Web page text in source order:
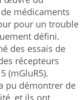
médicaments
pour un trouble
défini.
des essais de
récepteurs
(mGluR5).
pu démontrer de